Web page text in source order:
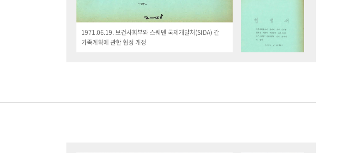
1971.06.19. 보건사회부와 스웨덴 국제개발처(SIDA) 간
가족계획에 관한 협정 개정